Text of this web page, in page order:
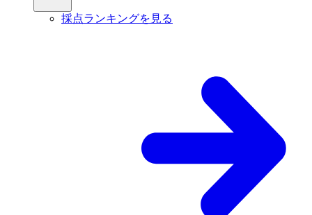
採点ランキングを見る